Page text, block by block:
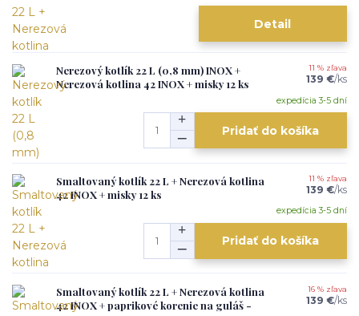
Detail
Nerezový kotlík 22 L (0,8 mm) INOX +
Nerezová kotlina 42 INOX + misky 12 ks
11 % zľava
139 €/ks
expedícia 3-5 dní
Pridať do košíka
Smaltovaný kotlík 22 L + Nerezová kotlina
42 INOX + misky 12 ks
11 % zľava
139 €/ks
expedícia 3-5 dní
Pridať do košíka
Smaltovaný kotlík 22 L + Nerezová kotlina
42 INOX + paprikové korenie na guláš -
16 % zľava
139 €/ks